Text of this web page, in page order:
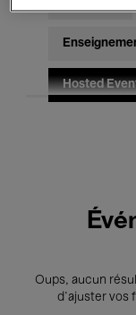
Hosted
Oups, aucun
d’ajuster vos